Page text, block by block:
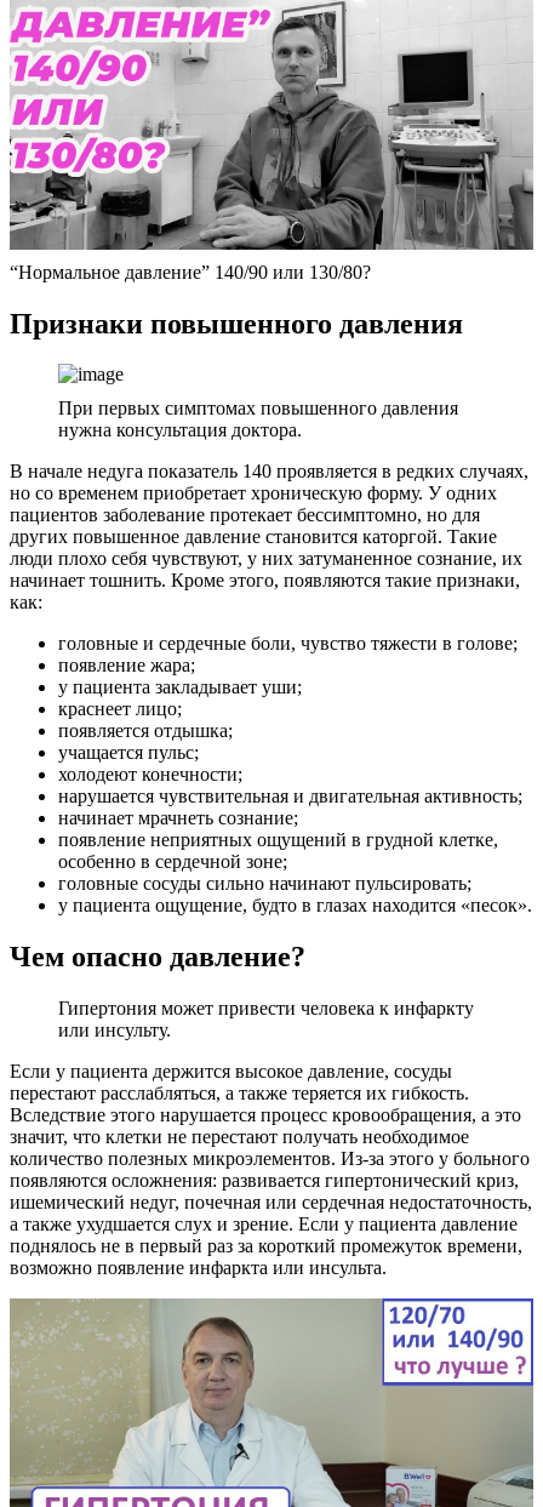
“Нормальное давление” 140/90 или 130/80?
Признаки повышенного давления
При первых симптомах повышенного давления
нужна консультация доктора.
В начале недуга показатель 140 проявляется в редких случаях,
но со временем приобретает хроническую форму. У одних
пациентов заболевание протекает бессимптомно, но для
других повышенное давление становится каторгой. Такие
люди плохо себя чувствуют, у них затуманенное сознание, их
начинает тошнить. Кроме этого, появляются такие признаки,
как:
головные и сердечные боли, чувство тяжести в голове;
появление жара;
у пациента закладывает уши;
краснеет лицо;
появляется отдышка;
учащается пульс;
холодеют конечности;
нарушается чувствительная и двигательная активность;
начинает мрачнеть сознание;
появление неприятных ощущений в грудной клетке,
особенно в сердечной зоне;
головные сосуды сильно начинают пульсировать;
у пациента ощущение, будто в глазах находится «песок».
Чем опасно давление?
Гипертония может привести человека к инфаркту
или инсульту.
Если у пациента держится высокое давление, сосуды
перестают расслабляться, а также теряется их гибкость.
Вследствие этого нарушается процесс кровообращения, а это
значит, что клетки не перестают получать необходимое
количество полезных микроэлементов. Из-за этого у больного
появляются осложнения: развивается гипертонический криз,
ишемический недуг, почечная или сердечная недостаточность,
а также ухудшается слух и зрение. Если у пациента давление
поднялось не в первый раз за короткий промежуток времени,
возможно появление инфаркта или инсульта.